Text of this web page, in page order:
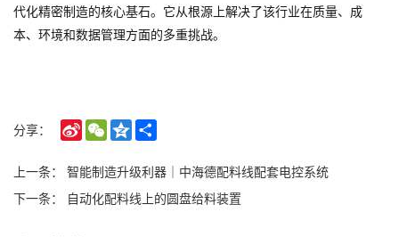
代化精密制造的核心基石。它从根源上解决了该行业在质量、成
本、环境和数据管理方面的多重挑战。
分享：
Sina
Weibo
WeChat
Qzone
上一条： 智能制造升级利器｜中海德配料线配套电控系统
下一条：
自动化配料线上的圆盘给料装置